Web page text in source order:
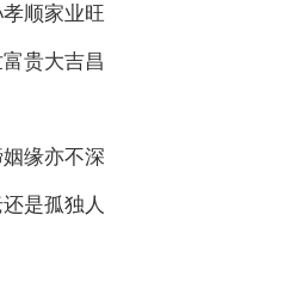
顺家业旺
贵大吉昌
缘亦不深
是孤独人